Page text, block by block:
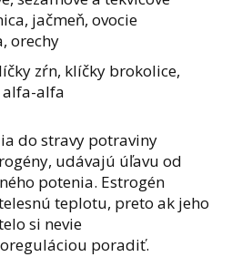
jačmeň, ovocie
orechy
zŕn, klíčky brokolice,
alfa-alfa
do stravy potraviny
udávajú úľavu od
potenia. Estrogén
teplotu, preto ak jeho
si nevie
poradiť.